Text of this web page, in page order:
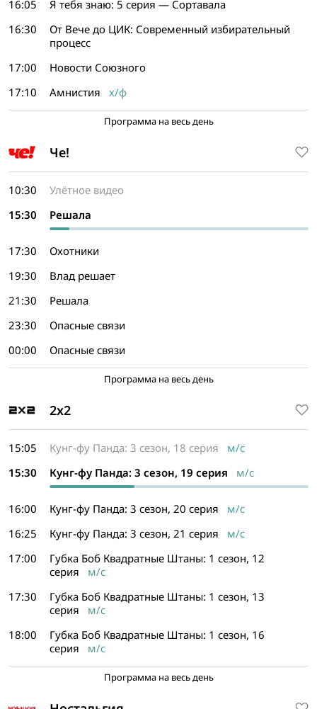
16:05
Я тебя знаю: 5 серия — Сортавала
16:30
От Вече до ЦИК: Современный избирательный
процесс
17:00
Новости Союзного
17:10
Амнистия х/ф
Программа на весь день
Че!
10:30
Улётное видео
15:30
Решала
17:30
Охотники
19:30
Влад решает
21:30
Решала
23:30
Опасные связи
00:00
Опасные связи
Программа на весь день
2x2
15:05 Кунг-фу Панда: 3 сезон, 18 серия м/с
15:30
Кунг-фу Панда: 3 сезон, 19 серия м/с
16:00 Кунг-фу Панда: 3 сезон, 20 серия м/с
16:25
Кунг-фу Панда: 3 сезон, 21 серия м/с
17:00
Губка Боб Квадратные Штаны: 1 сезон, 12
серия м/с
17:30
Губка Боб Квадратные Штаны: 1 сезон, 13
серия м/с
18:00
Губка Боб Квадратные Штаны: 1 сезон, 16
серия м/с
Программа на весь день